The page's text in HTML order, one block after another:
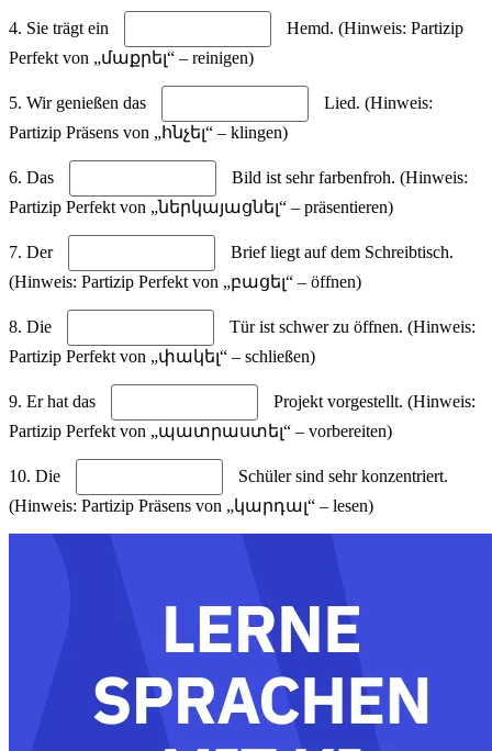
4. Sie trägt ein
Hemd. (Hinweis: Partizip
Perfekt von „մաքրել“ – reinigen)
5. Wir genießen das
Lied. (Hinweis:
Partizip Präsens von „հնչել“ – klingen)
6. Das
Bild ist sehr farbenfroh. (Hinweis:
Partizip Perfekt von „ներկայացնել“ – präsentieren)
7. Der
Brief liegt auf dem Schreibtisch.
(Hinweis: Partizip Perfekt von „բացել“ – öffnen)
8. Die
Tür ist schwer zu öffnen. (Hinweis:
Partizip Perfekt von „փակել“ – schließen)
9. Er hat das
Projekt vorgestellt. (Hinweis:
Partizip Perfekt von „պատրաստել“ – vorbereiten)
10. Die
Schüler sind sehr konzentriert.
(Hinweis: Partizip Präsens von „կարդալ“ – lesen)